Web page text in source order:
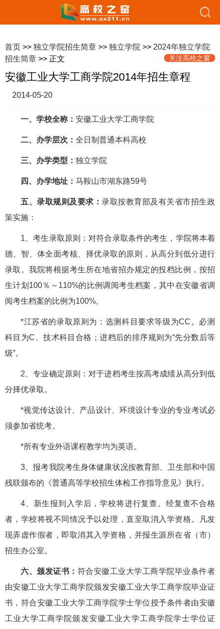
首页 >> 独立学院招生简章 >> 独立学院 >> 2024年独立学院
招生简章 >> 正文 关注高校之窗
安徽工业大学工商学院2014年招生章程
2014-05-20
一、学校全称： 安徽工业大学工商学院
二、办学层次： 全日制普通本科高校
三、办学类型： 独立学院
四、办学地址： 马鞍山市湖东路59号
五、录取规则及要求：录取按教育部及有关省市招生政
策实施：
1、考生录取原则：对符合录取条件的考生，学院将本着
德、智、体全面考核、择优录取的原则，从高分到低分进行
录取。我院将根据考生所在地省招办规定的投档比例，按招
生计划100％～110%的比例调阅考生档案，其中在安徽省调
阅考生档案的比例为100%。
*江苏省的录取原则为：选测科目要求等级为CC。必测
科目为C、技术科目合格；进档后的排序规则为“先分数后等
级”。
2、专业确定原则：对于进档考生按高考成绩从高分到低
分择优录取。
*视觉传达设计、产品设计、环境设计专业的专业考试必
须参加省统考。
*所有专业外语课程教学均为英语。
3、报考我院考生身体健康状况按教育部、卫生部和中国
残联颁布的《普通高等学校招生体检工作指导意见》执行。
4、新生报到入学后，学校将进行复查。经复查不合格
者，学校将视不同情况予以处理，直至取消入学资格。凡发
现弄虚作假者，即取消其入学资格，并报生源所在省（市）
招生办公室。
六、颁发证书： 符合安徽工业大学工商学院毕业条件者
由安徽工业大学工商学院颁发安徽工业大学工商学院毕业证
书，符合安徽工业大学工商学院学士学位授予条件者由安徽
工业大学工商学院颁发安徽工业大学工商学院学士学位证